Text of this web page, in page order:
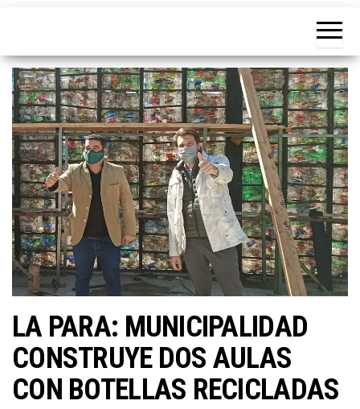
LA PARA: MUNICIPALIDAD
CONSTRUYE DOS AULAS
CON BOTELLAS RECICLADAS